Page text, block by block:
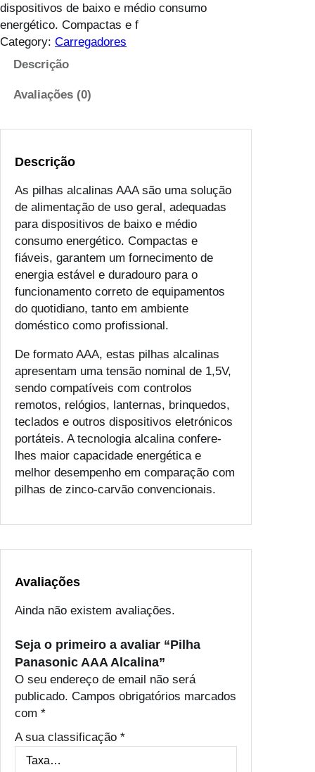
dispositivos de baixo e médio consumo
energético. Compactas e f
Category: Carregadores
Descrição
Avaliações (0)
Descrição
As pilhas alcalinas AAA são uma solução
de alimentação de uso geral, adequadas
para dispositivos de baixo e médio
consumo energético. Compactas e
fiáveis, garantem um fornecimento de
energia estável e duradouro para o
funcionamento correto de equipamentos
do quotidiano, tanto em ambiente
doméstico como profissional.
De formato AAA, estas pilhas alcalinas
apresentam uma tensão nominal de 1,5V,
sendo compatíveis com controlos
remotos, relógios, lanternas, brinquedos,
teclados e outros dispositivos eletrónicos
portáteis. A tecnologia alcalina confere-
lhes maior capacidade energética e
melhor desempenho em comparação com
pilhas de zinco-carvão convencionais.
Avaliações
Ainda não existem avaliações.
Seja o primeiro a avaliar “Pilha
Panasonic AAA Alcalina”
O seu endereço de email não será
publicado. Campos obrigatórios marcados
com *
A sua classificação *